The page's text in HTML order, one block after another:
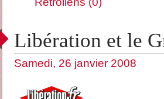
Libération et le
Samedi, 26 janvier 2008